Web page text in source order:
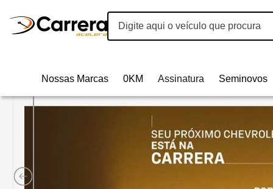
Nossas Marcas 0KM Assinatura Seminovos
Carrera Acelera Veículos |